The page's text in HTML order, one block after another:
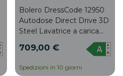
Bolero DressCode 12950
Autodose Direct Drive 3D
Steel Lavatrice a carica
frontale autodose steel
con capacità di 12 kg,
motore Direct Drive, con
709,00 €
Spedizioni in 10 giorni